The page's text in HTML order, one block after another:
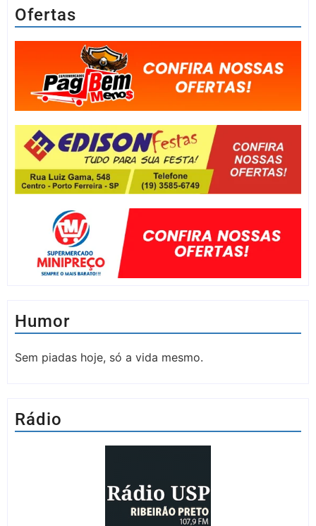
Ofertas
Humor
Sem piadas hoje, só a vida mesmo.
Rádio